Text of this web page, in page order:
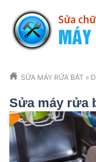
SỬA MÁY RỬA BÁT »
Sửa máy rửa